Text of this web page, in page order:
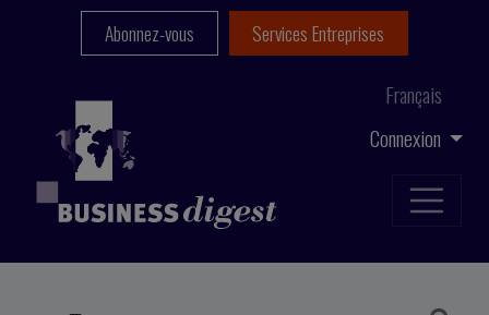
Connexion
Français
Abonnez-vous Services Entreprises